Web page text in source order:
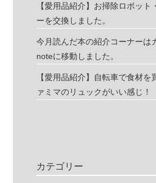
【愛用品紹介】お掃除ロボット
ーを交換しました。
今月読んだ本の紹介コーナーは
noteに移動しました。
【愛用品紹介】自転車で食材を
ァミマのリュックがいい感じ！
カテゴリー